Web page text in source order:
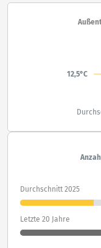
12,5°C
Durchschnitt 2025
Letzte 20 Jahre